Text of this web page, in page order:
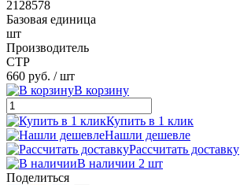
2128578
Базовая единица
шт
Производитель
CTP
660 руб. / шт
В корзину
Купить в 1 клик
Нашли дешевле
Рассчитать доставку
В наличии 2 шт
Поделиться